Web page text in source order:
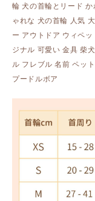
輪 犬の首輪とリード
ゃれな 犬の首輪 人気
ー アウトドア ウィペ
ジナル 可愛い 金具 柴
ル フレブル 名前 ペッ
プードルボア